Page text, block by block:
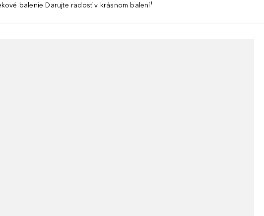
balenie Darujte radosť v krásnom balení¹